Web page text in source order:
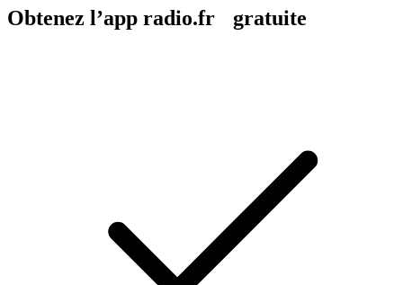
Obtenez l’app radio.fr gratuite